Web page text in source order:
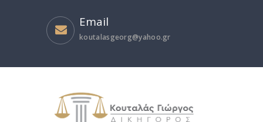
Email
koutalasgeorg@yahoo.gr